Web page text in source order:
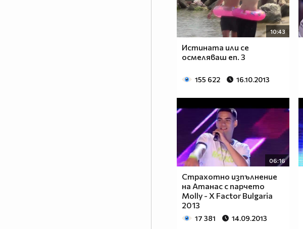
10:43
Истината или се
осмеляваш еп. 3
155 622 16.10.2013
06:16
Страхотно изпълнение
на Атанас с парчето
Molly - X Factor Bulgaria
2013
17 381 14.09.2013